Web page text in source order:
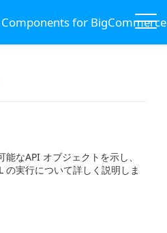
Components for BigCommerce
なAPI オブジェクトを示し、
実行について詳しく説明しま